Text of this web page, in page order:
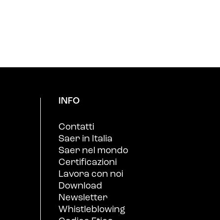
INFO
Contatti
Saer in Italia
Saer nel mondo
Certificazioni
Lavora con noi
Download
Newsletter
Whistleblowing